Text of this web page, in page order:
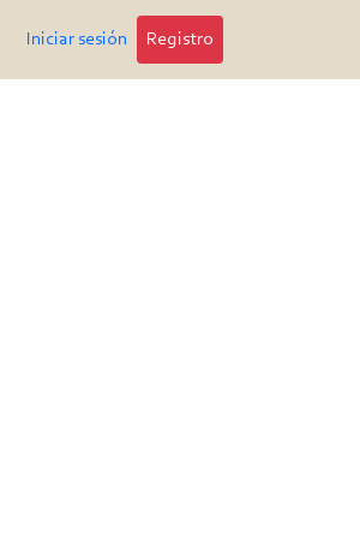
Iniciar sesión Registro